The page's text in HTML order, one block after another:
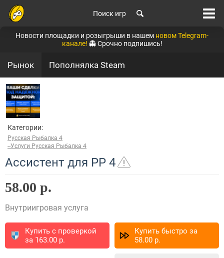
Поиск игр
Новости площадки и розыгрыши в нашем новом Telegram-
канале! 👻 Срочно подпишись!
Рынок Пополнялка Steam
Категории:
Русская Рыбалка 4
--Услуги Русская Рыбалка 4
Ассистент для РР 4
58.00 р.
Внутриигровая услуга
Купить с проверкой
за 163.00 p.
Купить быстро за
58.00 p.